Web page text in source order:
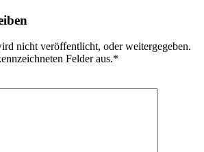
nicht veröffentlicht, oder weitergegeben.
Felder aus.*